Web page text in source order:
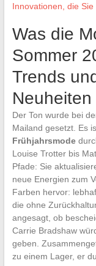
Innovationen, die
Was die
Sommer
Trends
Neuheiten
Der Ton wurde bei
Mailand gesetzt. Es
Frühjahrsmode
Louise Trotter bis
Pfade: Sie
neue Energien zum
Farben hervor:
die ohne
angesagt, ob
Carrie Bradshaw
geben.
zu einem Lager, er